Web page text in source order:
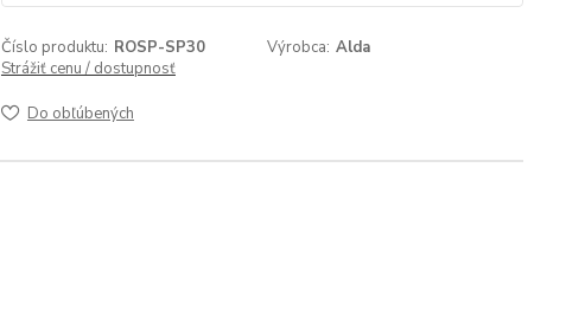
Číslo produktu: ROSP-SP30 Výrobca: Alda
Strážiť cenu / dostupnosť
Do obľúbených